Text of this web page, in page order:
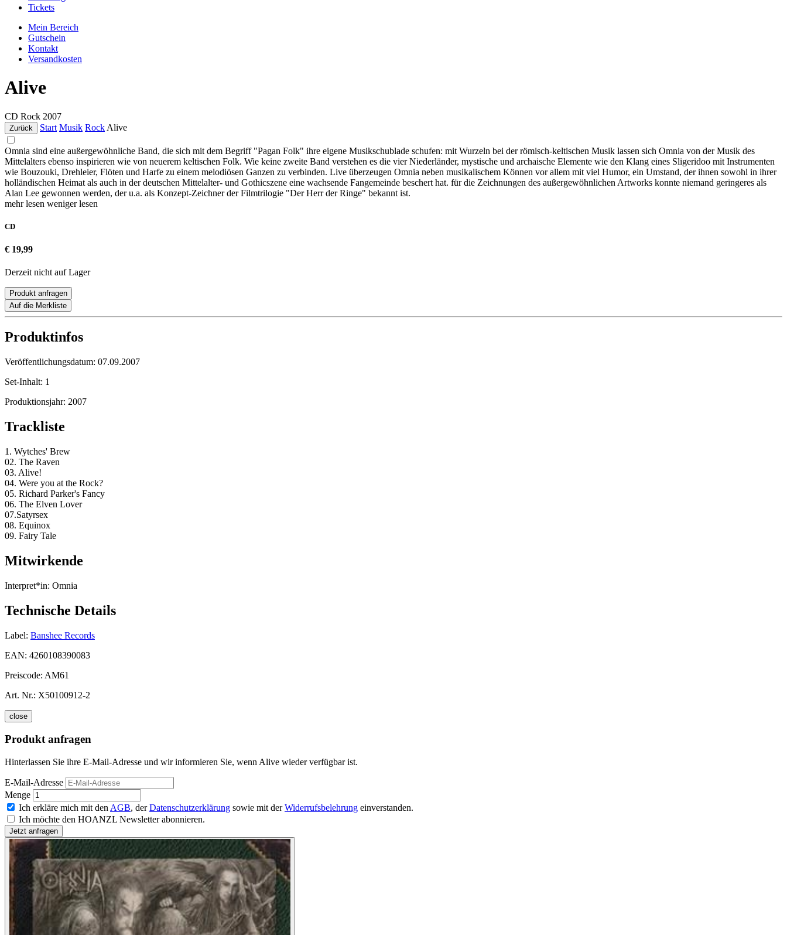
Tickets
Mein Bereich
Gutschein
Kontakt
Versandkosten
Alive
CD Rock 2007
Zurück Start Musik Rock Alive
Omnia sind eine außergewöhnliche Band, die sich mit dem Begriff "Pagan Folk" ihre eigene Musikschublade schufen: mit Wurzeln bei der römisch-keltischen Musik lassen sich Omnia von der Musik des
Mittelalters ebenso inspirieren wie von neuerem keltischen Folk. Wie keine zweite Band verstehen es die vier Niederländer, mystische und archaische Elemente wie den Klang eines Sligeridoo mit Instrumenten
wie Bouzouki, Drehleier, Flöten und Harfe zu einem melodiösen Ganzen zu verbinden. Live überzeugen Omnia neben musikalischem Können vor allem mit viel Humor, ein Umstand, der ihnen sowohl in ihrer
holländischen Heimat als auch in der deutschen Mittelalter- und Gothicszene eine wachsende Fangemeinde beschert hat. für die Zeichnungen des außergewöhnlichen Artworks konnte niemand geringeres als
Alan Lee gewonnen werden, der u.a. als Konzept-Zeichner der Filmtrilogie "Der Herr der Ringe" bekannt ist.
mehr lesen weniger lesen
CD
€ 19,99
Derzeit nicht auf Lager
Produkt anfragen
Auf die Merkliste
Produktinfos
Veröffentlichungsdatum: 07.09.2007
Set-Inhalt: 1
Produktionsjahr: 2007
Trackliste
1. Wytches' Brew
02. The Raven
03. Alive!
04. Were you at the Rock?
05. Richard Parker's Fancy
06. The Elven Lover
07.Satyrsex
08. Equinox
09. Fairy Tale
Mitwirkende
Interpret*in: Omnia
Technische Details
Label: Banshee Records
EAN: 4260108390083
Preiscode: AM61
Art. Nr.: X50100912-2
close
Produkt anfragen
Hinterlassen Sie ihre E-Mail-Adresse und wir informieren Sie, wenn Alive wieder verfügbar ist.
E-Mail-Adresse
Menge
Ich erkläre mich mit den AGB, derDatenschutzerklärung sowie mit derWiderrufsbelehrung einverstanden.
Ich möchte den HOANZL Newsletter abonnieren.